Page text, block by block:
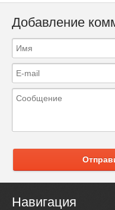
Добавление
Навигация